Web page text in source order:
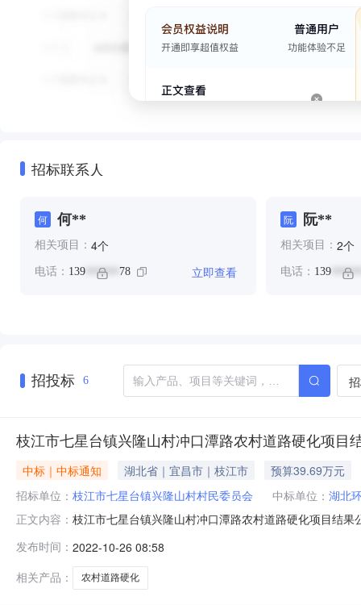
招标联系人
何 何**
相关项目： 4个
电话： 139 ****** 78 立即查看
阮 阮**
相关项目： 2个
电话： 139
招投标 6
枝江市七星台镇兴隆山村冲口潭路农村道路硬化项目
中标｜中标通知 湖北省｜宜昌市｜枝江市
预算39.69万元
招标单位： 枝江市七星台镇兴隆山村村民委员会 中标单位： 湖北
正文内容： 枝江市七星台镇兴隆山村冲口潭路农村道路硬化项目结
396861.35元三、采购需求：详见工程量清单。四、磋
务中心3楼会议室磋商小组：
发布时间： 2022-10-26 08:58
相关产品：
农村道路硬化